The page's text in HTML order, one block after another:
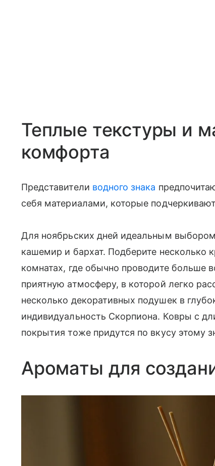
Теплые текстуры и
комфорта
Представители водного знака
себя материалами, которые
Для ноябрьских дней идеальным
кашемир и бархат. Подберите несколько
комнатах, где обычно проводите больше
приятную атмосферу, в которой легко
несколько декоративных подушек в
индивидуальность Скорпиона. Ковры с
покрытия тоже придутся по вкусу этому
Ароматы для